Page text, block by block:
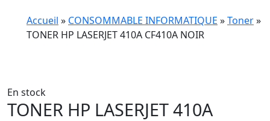
Accueil » CONSOMMABLE INFORMATIQUE »Toner»
TONER HP LASERJET 410A CF410A NOIR
En stock
TONER HP LASERJET 410A